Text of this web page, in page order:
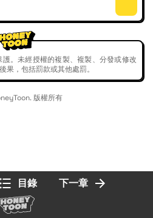
。未經授權的複製、複製、分發或修改
果，包括罰款或其他處罰。
版權所有
目錄 下一章